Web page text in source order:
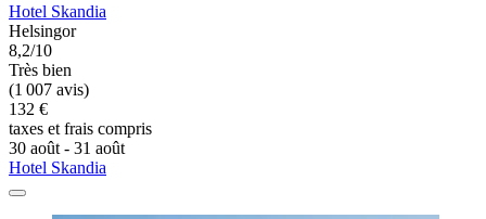
Hotel Skandia
Helsingor
8,2/10
Très bien
(1 007 avis)
132 €
taxes et frais compris
30 août - 31 août
Hotel Skandia